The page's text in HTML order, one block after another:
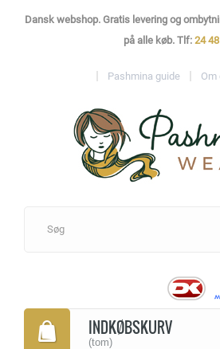
Dansk webshop. Gratis levering og
på alle køb. Tlf: 24
Pashmina guide Om
INDKØBSKURV
(tom)